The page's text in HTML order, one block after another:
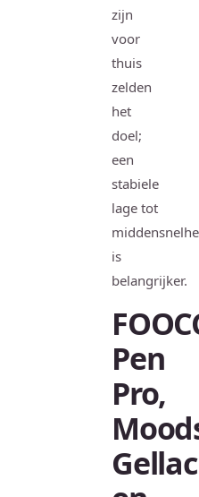
zijn
voor
thuis
zelden
het
doel;
een
stabiele
lage tot
is
belangrijker.
Pen
Pro,
Gellac